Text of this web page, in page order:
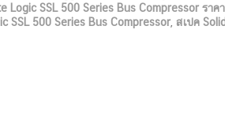
Logic SSL 500 Series Bus Compressor ราค
SSL 500 Series Bus Compressor สเปค